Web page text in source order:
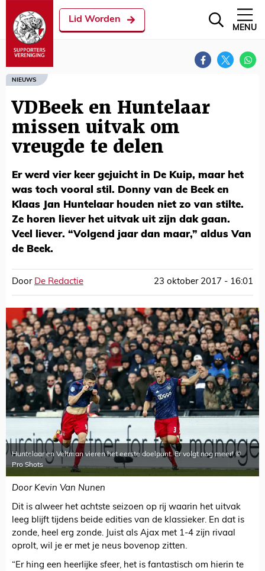
Lid Worden
MENU
NIEUWS
VDBeek en Huntelaar
missen uitvak om
vreugde te delen
Er werd vier keer gejuicht in De Kuip, maar het
was toch vooral stil. Donny van de Beek en
Klaas Jan Huntelaar houden niet zo van stilte.
Ze horen liever het uitvak uit zijn dak gaan.
Veel liever. “Volgend jaar dan maar,” aldus Van
de Beek.
Door De Redactie 23 oktober 2017 - 16:01
Huntelaar en Veltman vieren het eerste doelpunt. Er volgt nog meer! ©
Pro Shots
Door Kevin Van Nunen
Dit is alweer het achtste seizoen op rij waarin het uitvak
leeg blijft tijdens beide edities van de klassieker. En dat is
zonde, heel erg zonde. Juist als Ajax met 1-4 zijn rivaal
oprolt, wil je er met je neus bovenop zitten.
“Er hing een heerlijke sfeer, het is fantastisch om hierin te